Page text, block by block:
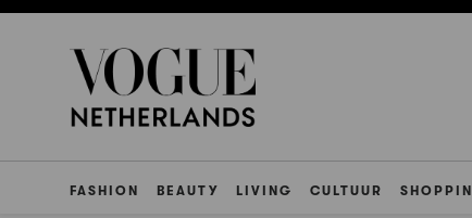
FASHION BEAUTY LIVING CULTUUR